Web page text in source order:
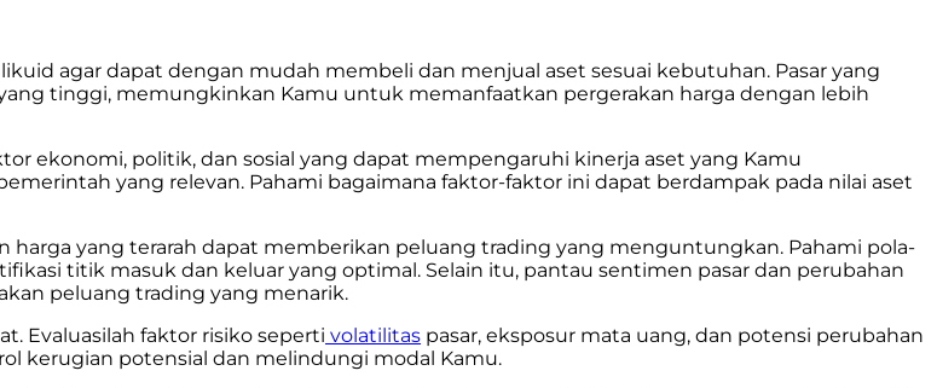
agar dapat dengan mudah membeli dan menjual aset sesuai kebutuhan. Pasar yang
tinggi, memungkinkan Kamu untuk memanfaatkan pergerakan harga dengan lebih
ekonomi, politik, dan sosial yang dapat mempengaruhi kinerja aset yang Kamu
yang relevan. Pahami bagaimana faktor-faktor ini dapat berdampak pada nilai aset
harga yang terarah dapat memberikan peluang trading yang menguntungkan. Pahami pola-
titik masuk dan keluar yang optimal. Selain itu, pantau sentimen pasar dan perubahan
peluang trading yang menarik.
Evaluasilah faktor risiko seperti volatilitas pasar, eksposur mata uang, dan potensi perubahan
kerugian potensial dan melindungi modal Kamu.